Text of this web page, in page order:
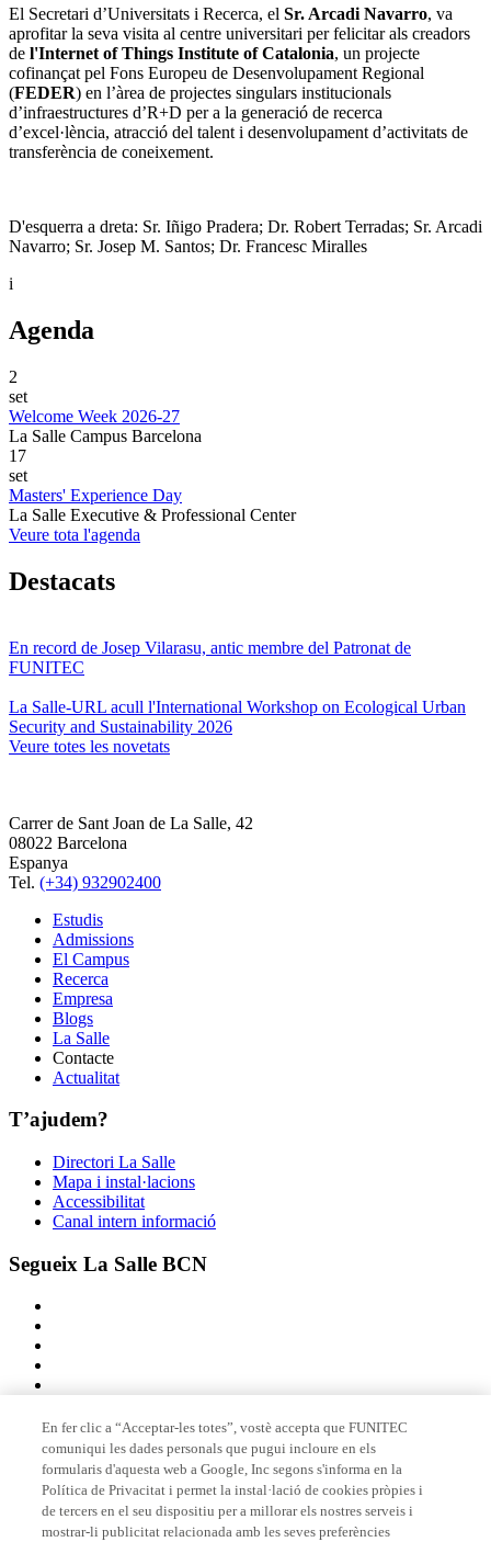
El Secretari d’Universitats i Recerca, el Sr. Arcadi Navarro, va
aprofitar la seva visita al centre universitari per felicitar als creadors
de l'Internet of Things Institute of Catalonia, un projecte
cofinançat pel Fons Europeu de Desenvolupament Regional
(FEDER) en l’àrea de projectes singulars institucionals
d’infraestructures d’R+D per a la generació de recerca
d’excel·lència, atracció del talent i desenvolupament d’activitats de
transferència de coneixement.
D'esquerra a dreta: Sr. Iñigo Pradera; Dr. Robert Terradas; Sr. Arcadi
Navarro; Sr. Josep M. Santos; Dr. Francesc Miralles
i
Agenda
2
set
Welcome Week 2026-27
La Salle Campus Barcelona
17
set
Masters' Experience Day
La Salle Executive & Professional Center
Veure tota l'agenda
Destacats
En record de Josep Vilarasu, antic membre del Patronat de
FUNITEC
La Salle-URL acull l'International Workshop on Ecological Urban
Security and Sustainability 2026
Veure totes les novetats
Carrer de Sant Joan de La Salle, 42
08022 Barcelona
Espanya
Tel. (+34) 932902400
Estudis
Admissions
El Campus
Recerca
Empresa
Blogs
La Salle
Contacte
Actualitat
T’ajudem?
Directori La Salle
Mapa i instal·lacions
Accessibilitat
Canal intern informació
Segueix La Salle BCN
Membre de
En fer clic a “Acceptar-les totes”, vostè accepta que FUNITEC
comuniqui les dades personals que pugui incloure en els
formularis d'aquesta web a Google, Inc segons s'informa en la
Política de Privacitat i permet la instal·lació de cookies pròpies i
de tercers en el seu dispositiu per a millorar els nostres serveis i
mostrar-li publicitat relacionada amb les seves preferències